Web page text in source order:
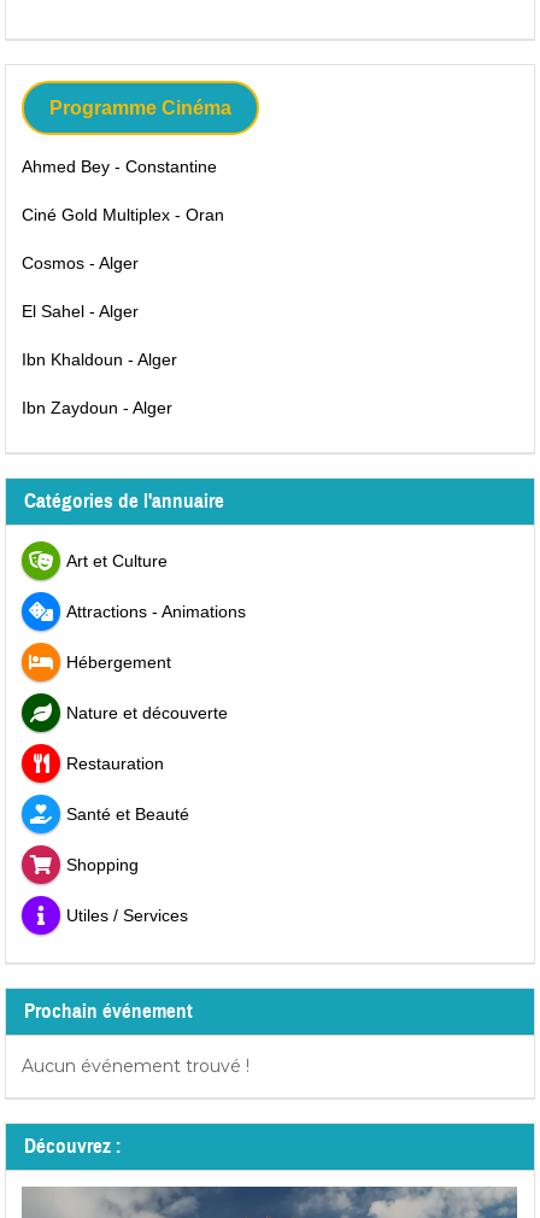
Programme Cinéma
Ahmed Bey - Constantine
Ciné Gold Multiplex - Oran
Cosmos - Alger
El Sahel - Alger
Ibn Khaldoun - Alger
Ibn Zaydoun - Alger
Catégories de l'annuaire
Art et Culture
Attractions - Animations
Hébergement
Nature et découverte
Restauration
Santé et Beauté
Shopping
Utiles / Services
Prochain événement
Aucun événement trouvé !
Découvrez :